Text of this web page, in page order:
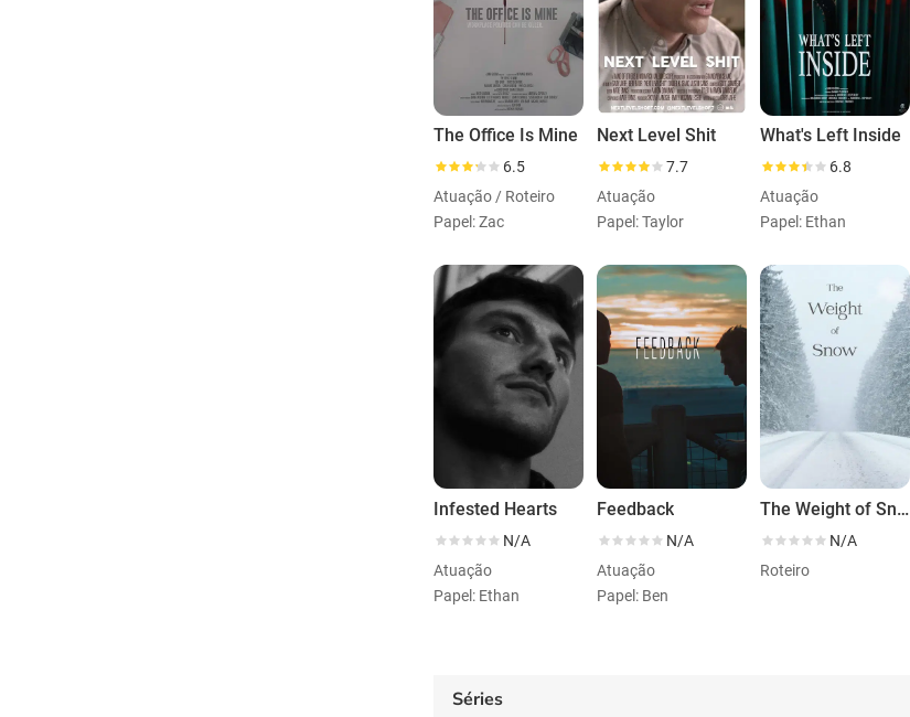
The Office Is Mine
6.5
Atuação / Roteiro
Papel: Zac
Next Level Shit
7.7
Atuação
Papel: Taylor
What's Left Inside
6.8
Atuação
Papel: Ethan
Infested Hearts
N/A
Atuação
Papel: Ethan
Feedback
N/A
Atuação
Papel: Ben
The Weight of Snow
N/A
Roteiro
Séries